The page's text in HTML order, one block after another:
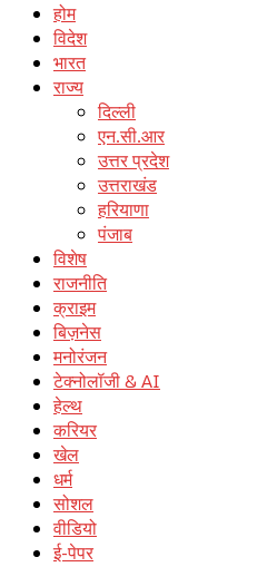
होम
विदेश
भारत
राज्य
दिल्ली
एन.सी.आर
उत्तर प्रदेश
उत्तराखंड
हरियाणा
पंजाब
विशेष
राजनीति
क्राइम
बिज़नेस
मनोरंजन
टेक्नोलॉजी & AI
हेल्थ
करियर
खेल
धर्म
सोशल
वीडियो
ई-पेपर